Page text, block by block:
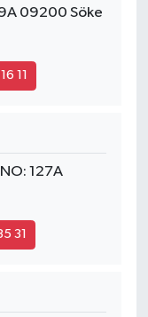
09200 Söke
11
127A
31